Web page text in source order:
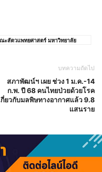
ะสัตวแพทยศาสตร์ มหาวิทยาลัย
บทความถัดไป
สภาพัฒน์ฯ เผย ช่วง 1 ม.ค.-14
ก.พ. ปี 68 คนไทยป่วยด้วยโรค
กี่ยวกับมลพิษทางอากาศแล้ว 9.8
แสนราย